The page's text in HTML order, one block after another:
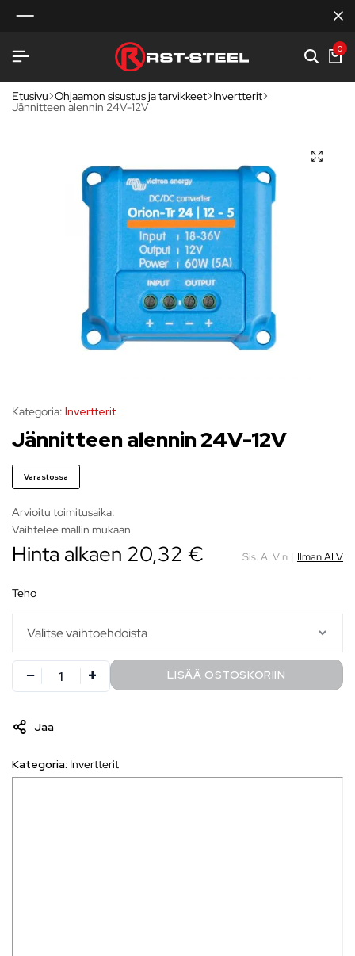
0
Etusivu Ohjaamon sisustus ja tarvikkeet Invertterit
Jännitteen alennin 24V-12V
Kategoria: Invertterit
Jännitteen alennin 24V-12V
Varastossa
Arvioitu toimitusaika:
Vaihtelee mallin mukaan
Hinta alkaen 20,32 € Sis. ALV:n | Ilman ALV
teho
LISÄÄ OSTOSKORIIN
Jaa
Kategoria: Invertterit